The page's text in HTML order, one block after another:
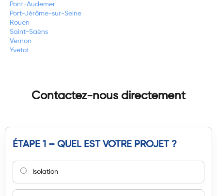
Pont-Audemer
Port-Jérôme-sur-Seine
Rouen
Saint-Saëns
Vernon
Yvetot
Contactez-nous directement
ÉTAPE 1 – QUEL EST VOTRE PROJET ?
Isolation